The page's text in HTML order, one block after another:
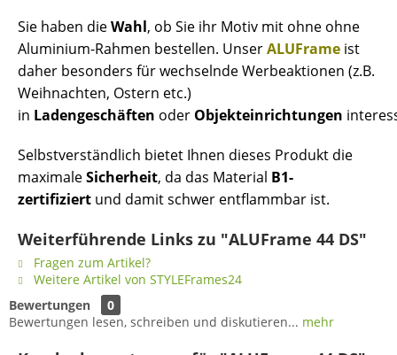
Sie haben dieWahl, ob Sie ihr Motiv mit ohne ohne
Aluminium-Rahmen bestellen. UnserALUFrame ist
daher besonders für wechselnde Werbeaktionen (z.B.
Weihnachten, Ostern etc.)
in Ladengeschäften oder Objekteinrichtungen
Selbstverständlich bietet Ihnen dieses Produkt die
maximaleSicherheit, da das Material B1-
zertifiziert und damit schwer entflammbar ist.
Weiterführende Links zu "ALUFrame 44 DS"
Fragen zum Artikel?
Weitere Artikel von STYLEFrames24
Bewertungen
0
Bewertungen lesen, schreiben und diskutieren... mehr